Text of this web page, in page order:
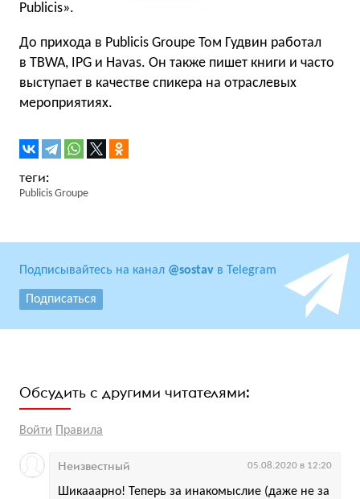
Publicis».
До прихода в Publicis Groupe Том Гудвин работал
в TBWA, IPG и Havas. Он также пишет книги и часто
выступает в качестве спикера на отраслевых
мероприятиях.
Publicis Groupe
Подписывайтесь на канал @sostav в Telegram
Подписаться
Обсудить с другими читателями:
Войти Правила
Шикааарно! Теперь за инакомыслие (даже не за
Неизвестный 05.08.2020 в 12:20